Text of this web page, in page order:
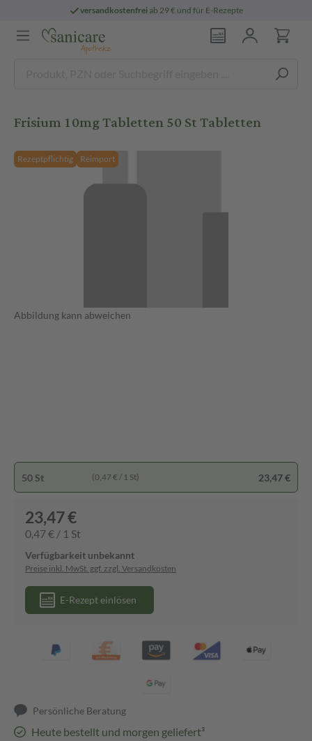
versandkostenfreiab 29 € und für E-Rezepte
Frisium 10mg Tabletten 50 St Tabletten
Rezeptpflichtig Reimport
Abbildung kann abweichen
50 St (0,47 € / 1 St) 23,47 €
23,47 €
0,47 € / 1 St
Verfügbarkeit unbekannt
Preise inkl. MwSt. ggf. zzgl. Versandkosten
E-Rezept einlösen
Persönliche Beratung
Heute bestellt und morgen geliefert³